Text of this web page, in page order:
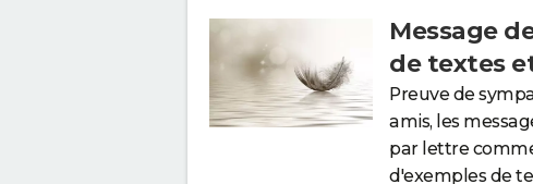
Message
de textes
Preuve de
amis, les
par lettre
d'exemples de